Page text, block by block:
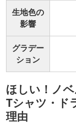
生地色の
影響
グラデー
ション
ほしい！ノ
Tシャツ・ド
理由